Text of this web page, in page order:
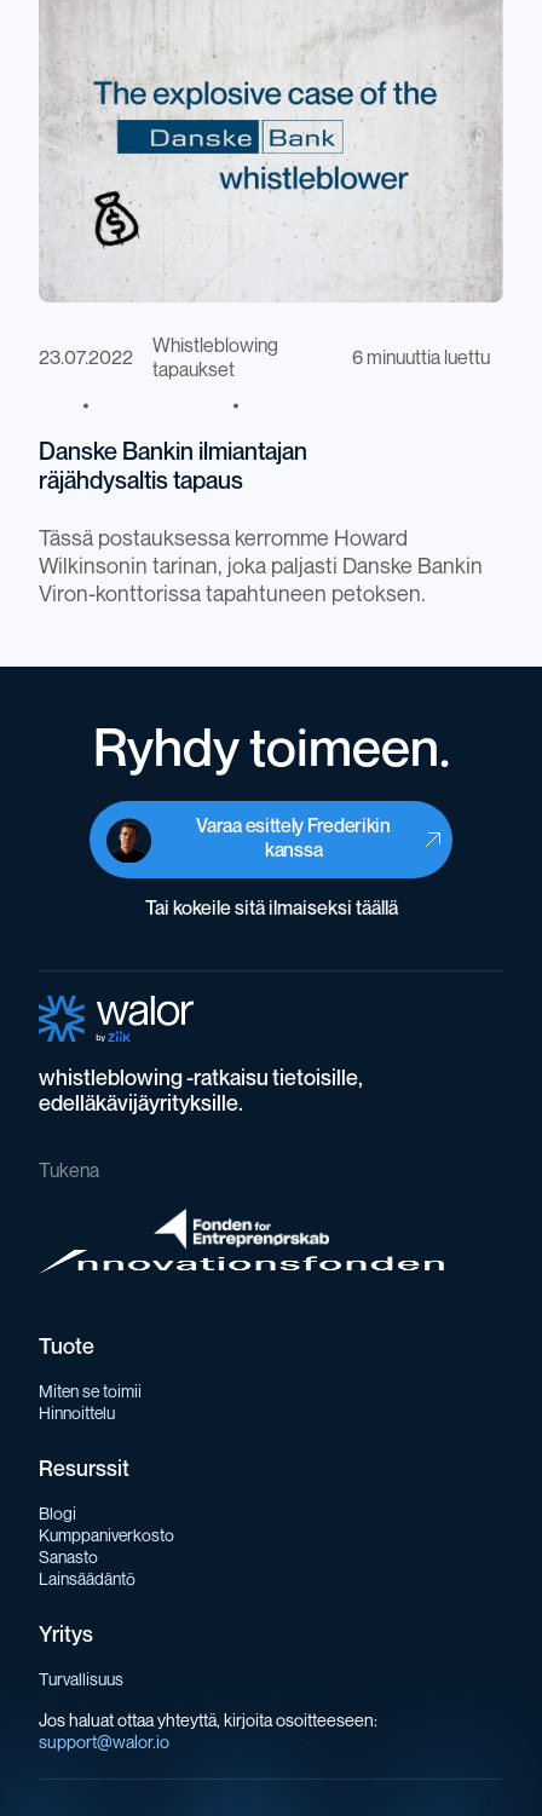
23.07.2022
Whistleblowing
tapaukset
6 minuuttia luettu
Danske Bankin ilmiantajan
räjähdysaltis tapaus
Tässä postauksessa kerromme Howard
Wilkinsonin tarinan, joka paljasti Danske Bankin
Viron-konttorissa tapahtuneen petoksen.
Ryhdy toimeen.
Varaa esittely Frederikin
kanssa
Tai kokeile sitä ilmaiseksi täällä
whistleblowing -ratkaisu tietoisille,
edelläkävijäyrityksille.
Tukena
Tuote
Miten se toimii
Hinnoittelu
Resurssit
Blogi
Kumppaniverkosto
Sanasto
Lainsäädäntö
Yritys
Turvallisuus
Jos haluat ottaa yhteyttä, kirjoita osoitteeseen:
support@walor.io